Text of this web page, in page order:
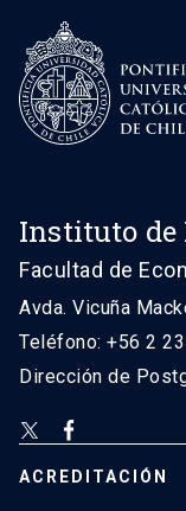
Instituto de
Facultad de
Avda. Vicuña
Teléfono: +56 2
Dirección de
ACREDITACIÓN